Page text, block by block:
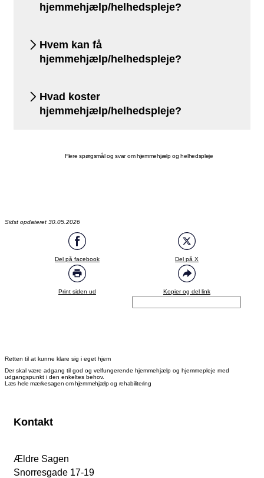
hjemmehjælp/helhedspleje?
Hvem kan få
hjemmehjælp/helhedspleje?
Hvad koster
hjemmehjælp/helhedspleje?
Flere spørgsmål og svar om hjemmehjælp og helhedspleje
Sidst opdateret 30.05.2026
Del på facebook Del på X
Print siden ud Kopier og del link
Retten til at kunne klare sig i eget hjem
Der skal være adgang til god og velfungerende hjemmehjælp og hjemmepleje med
udgangspunkt i den enkeltes behov.
Læs hele mærkesagen om hjemmehjælp og rehabilitering
Kontakt
Ældre Sagen
Snorresgade 17-19